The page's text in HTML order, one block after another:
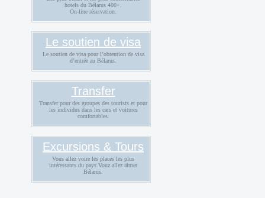
hotels du Bélarus 400+.
On-line réservation.
Le soutien de visa
Le soutien de visa pour l’obtention de visa
d’entrée au Bélarus.
Transfer
Transfer pour des groupes des tourists et pour
les individus dans les cars et voitures
comfortables.
Excursions & Tours
Vous allez voire les places les plus
intéressants du pays.Vouz allez aimer
Bélarus.